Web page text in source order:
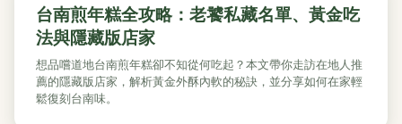
台南煎年糕全攻略：老饕私藏名單、黃金吃
法與隱藏版店家
想品嚐道地台南煎年糕卻不知從何吃起？本文帶你走訪在地人推
薦的隱藏版店家，解析黃金外酥內軟的秘訣，並分享如何在家輕
鬆復刻台南味。